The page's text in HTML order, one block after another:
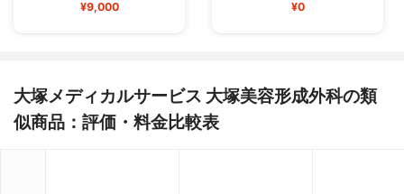
¥9,000 ¥0
大塚メディカルサービス 大塚美容形成外科の類
似商品：評価・料金比較表